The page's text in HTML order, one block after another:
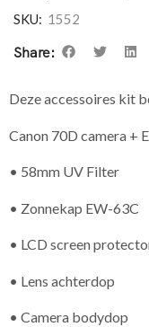
SKU: 1552
Share:
Deze accessoires kit
Canon 70D camera +
• 58mm UV Filter
• Zonnekap EW-63C
• LCD screen
• Lens achterdop
• Camera bodydop